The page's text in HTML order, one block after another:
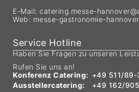
E-Mail: catering.messe-
Web: messe-gastronomie-
Service Hotline
Haben Sie Fragen zu unseren
Rufen Sie uns an!
Konferenz Catering: +49 511/
Ausstellercatering:
+49 162/